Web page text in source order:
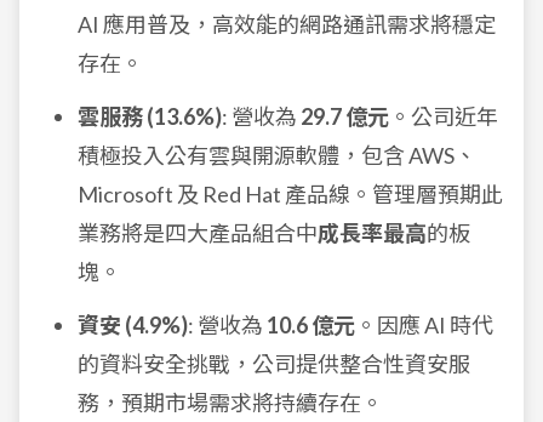
AI 應用普及，高效能的網路通訊需求將穩定
存在。
雲服務 (13.6%): 營收為 29.7 億元 。公司近年
積極投入公有雲與開源軟體，包含 AWS、
Microsoft 及 Red Hat 產品線。管理層預期此
業務將是四大產品組合中成長率最高的板
塊。
資安 (4.9%): 營收為 10.6 億元 。因應 AI 時代
的資料安全挑戰，公司提供整合性資安服
務，預期市場需求將持續存在。